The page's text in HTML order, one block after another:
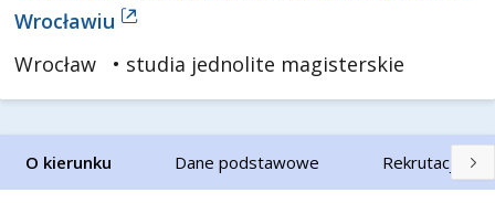
Wrocławiu
Wrocław
• studia jednolite magisterskie
O kierunku Dane podstawowe Rekrutacja